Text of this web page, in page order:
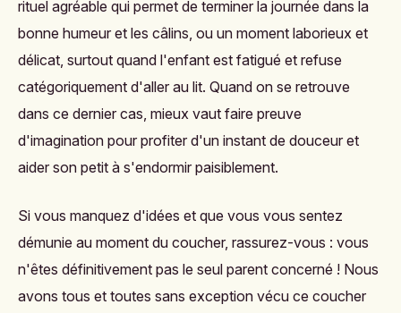
rituel agréable qui permet de terminer la journée dans la
bonne humeur et les câlins, ou un moment laborieux et
délicat, surtout quand l'enfant est fatigué et refuse
catégoriquement d'aller au lit. Quand on se retrouve
dans ce dernier cas, mieux vaut faire preuve
d'imagination pour profiter d'un instant de douceur et
aider son petit à s'endormir paisiblement.
Si vous manquez d'idées et que vous vous sentez
démunie au moment du coucher, rassurez-vous : vous
n'êtes définitivement pas le seul parent concerné ! Nous
avons tous et toutes sans exception vécu ce coucher